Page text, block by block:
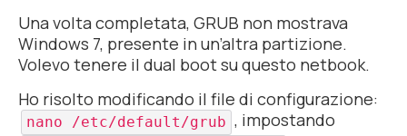
Una volta completata, GRUB non mostrava
Windows 7, presente in un’altra partizione.
Volevo tenere il dual bootsu questo netbook.
Ho risolto modificando il file di configurazione:
nano /etc/default/grub , impostando